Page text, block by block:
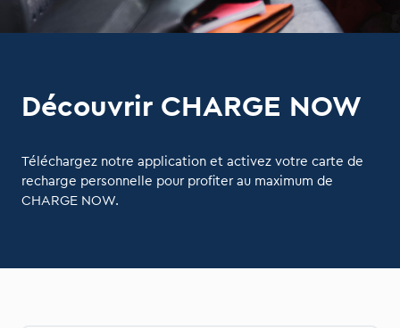
Découvrir CHARGE NOW
Téléchargez notre application et activez votre carte de
recharge personnelle pour profiter au maximum de
CHARGE NOW.